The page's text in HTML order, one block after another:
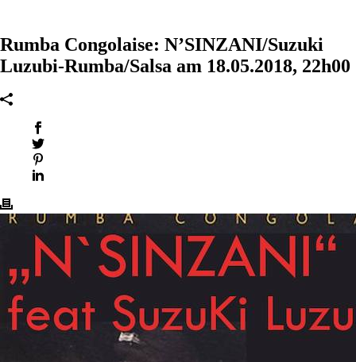
Rumba Congolaise: N’SINZANI/Suzuki
Luzubi-Rumba/Salsa am 18.05.2018, 22h00